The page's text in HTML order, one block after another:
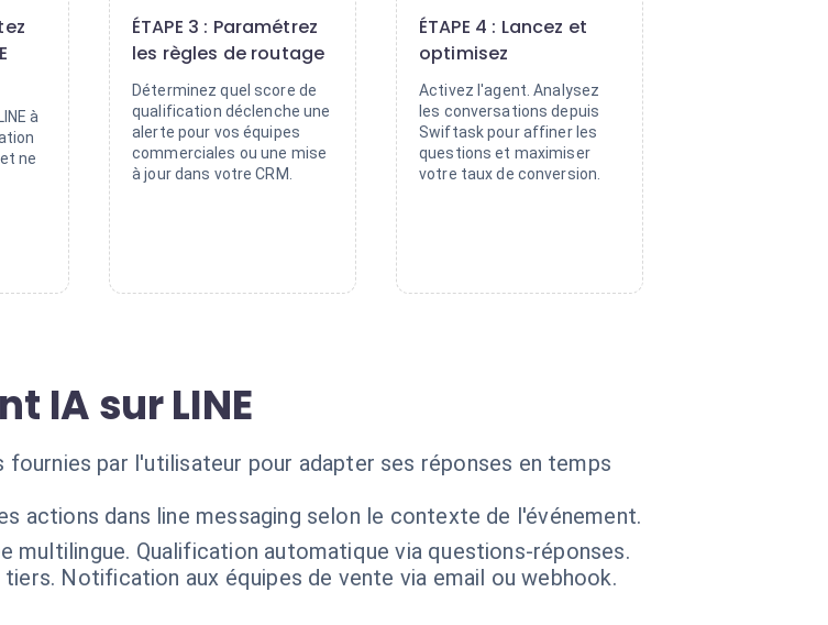
à
ne
ÉTAPE 3 : Paramétrez
les règles de routage
Déterminez quel score de
qualification déclenche une
alerte pour vos équipes
commerciales ou une mise
à jour dans votre CRM.
ÉTAPE 4 : Lancez et
optimisez
Activez l'agent. Analysez
les conversations depuis
Swiftask pour affiner les
questions et maximiser
votre taux de conversion.
IA sur LINE
par l'utilisateur pour adapter ses réponses en temps
actions dans line messaging selon le contexte de l'événement.
multilingue. Qualification automatique via questions-réponses.
Notification aux équipes de vente via email ou webhook.